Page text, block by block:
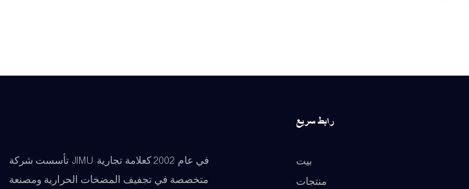
تأسست شركة JIMU في عام 2002 كعلامة تجارية
متخصصة في تجفيف المضخات الحرارية ومصنعة
رابط سريع
بيت
منتجات